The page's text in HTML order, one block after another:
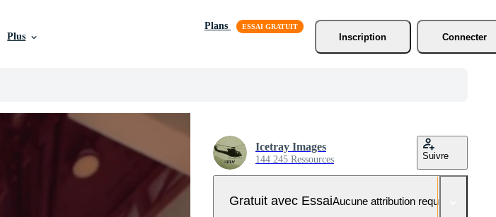
Plus
Plans
Inscription
Connecter
Icetray Images
144 245 Ressources Suivre
Gratuit avec EssaiAucune attribution requise